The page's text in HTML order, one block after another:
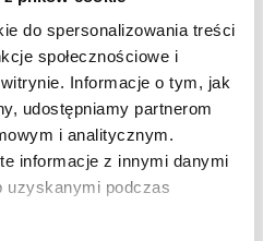
do spersonalizowania treści
społecznościowe i
Informacje o tym, jak
udostępniamy partnerom
i analitycznym.
informacje z innymi danymi
uzyskanymi podczas
do wykorzystania w
31.12.2025r.
w ramach promocji,
określonych w
zakupionych w ramach